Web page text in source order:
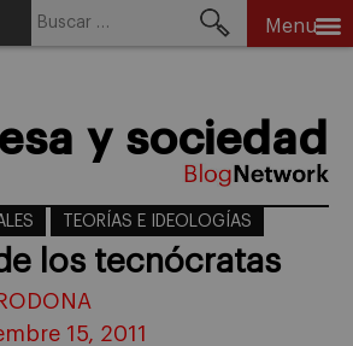
Menu
y sociedad
TEORÍAS E IDEOLOGÍAS
los tecnócratas
15, 2011